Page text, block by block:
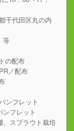
千代田区丸の内
等
の配布
／配布
ンフレット
フレット
、スプラウト栽培